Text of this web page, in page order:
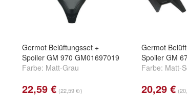
Germot Belüftungsset +
Spoiler GM 970 GM01697019
Farbe: Matt-Grau
22,59 € (22,59 €/)
Germot
Spoiler GM
Farbe: Matt-
20,29 €